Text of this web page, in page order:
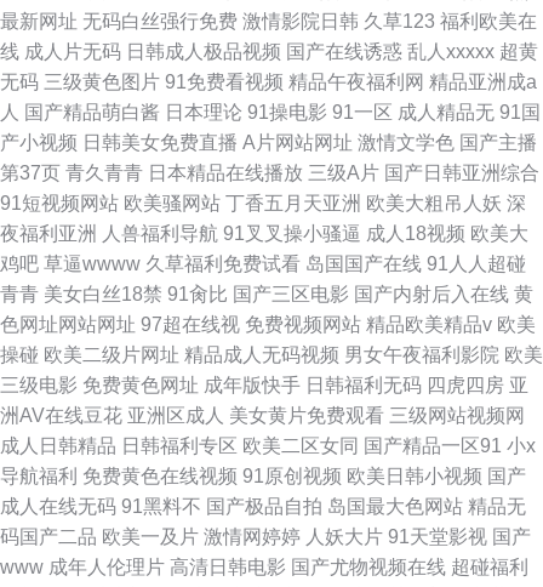
最新网址 无码白丝强行免费 激情影院日韩 久草123 福利欧美在
线 成人片无码 日韩成人极品视频 国产在线诱惑 乱人xxxxx 超黄
无码 三级黄色图片 91免费看视频 精品午夜福利网 精品亚洲成a
人 国产精品萌白酱 日本理论 91操电影 91一区 成人精品无 91国
产小视频 日韩美女免费直播 A片网站网址 激情文学色 国产主播
第37页 青久青青 日本精品在线播放 三级A片 国产日韩亚洲综合
91短视频网站 欧美骚网站 丁香五月天亚洲 欧美大粗吊人妖 深
夜福利亚洲
人兽福利导航 91叉叉操小骚逼 成人18视频 欧美大
鸡吧 草逼wwww 久草福利免费试看 岛国国产在线 91人人超碰
青青 美女白丝18禁 91肏比 国产三区电影 国产内射后入在线 黄
色网址网站网址 97超在线视 免费视频网站 精品欧美精品v 欧美
操碰 欧美二级片网址 精品成人无码视频 男女午夜福利影院 欧美
三级电影 免费黄色网址 成年版快手 日韩福利无码 四虎四房 亚
洲AV在线豆花 亚洲区成人 美女黄片免费观看 三级网站视频网
成人日韩精品 日韩福利专区 欧美二区女同 国产精品一区91 小x
导航福利 免费黄色在线视频 91原创视频 欧美日韩小视频 国产
成人在线无码 91黑料不 国产极品自拍 岛国最大色网站 精品无
码国产二品 欧美一及片 激情网婷婷 人妖大片 91天堂影视 国产
www 成年人伦理片 高清日韩电影 国产尤物视频在线 超碰福利